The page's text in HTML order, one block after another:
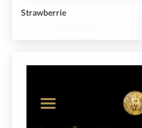
Strawberrie